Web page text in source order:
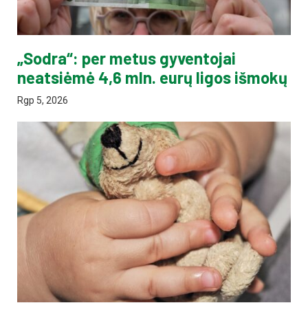
„Sodra“: per metus gyventojai
neatsiėmė 4,6 mln. eurų ligos išmokų
Rgp 5, 2026